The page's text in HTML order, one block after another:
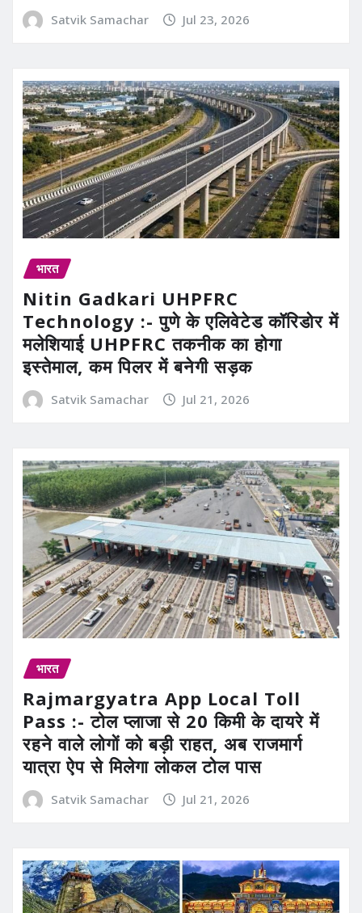
Satvik Samachar Jul 23, 2026
भारत
Nitin Gadkari UHPFRC
Technology :- पुणे के एलिवेटेड कॉरिडोर में
मलेशियाई UHPFRC तकनीक का होगा
इस्तेमाल, कम पिलर में बनेगी सड़क
Satvik Samachar Jul 21, 2026
भारत
Rajmargyatra App Local Toll
Pass :- टोल प्लाजा से 20 किमी के दायरे में
रहने वाले लोगों को बड़ी राहत, अब राजमार्ग
यात्रा ऐप से मिलेगा लोकल टोल पास
Satvik Samachar Jul 21, 2026